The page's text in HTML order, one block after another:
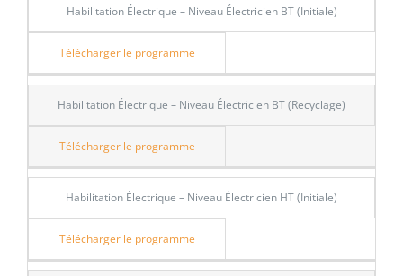
Habilitation Électrique – Niveau Électricien BT (Initiale)
Télécharger le programme
Habilitation Électrique – Niveau Électricien BT (Recyclage)
Télécharger le programme
Habilitation Électrique – Niveau Électricien HT (Initiale)
Télécharger le programme